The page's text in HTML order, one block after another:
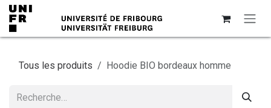
Se rendre au contenu
Tous les produits Hoodie BIO bordeaux homme